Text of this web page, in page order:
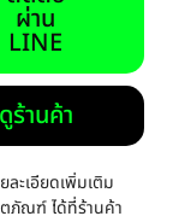
ผ่าน
LINE
ดูร้านค้า
ละเอียดเพิ่มเติม
ภัณฑ์ ได้ที่ร้านค้า